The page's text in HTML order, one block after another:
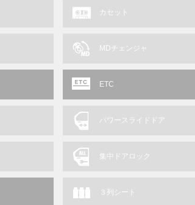
カセット
MDチェンジャ
ETC
パワースライドドア
集中ドアロック
３列シート